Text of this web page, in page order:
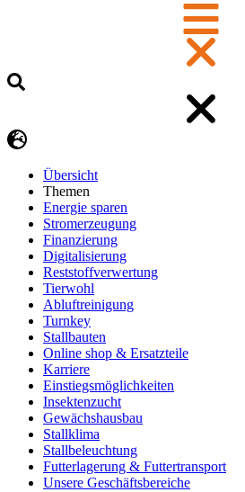
Übersicht
Themen
Energie sparen
Stromerzeugung
Finanzierung
Digitalisierung
Reststoffverwertung
Tierwohl
Abluftreinigung
Turnkey
Stallbauten
Online shop & Ersatzteile
Karriere
Einstiegsmöglichkeiten
Insektenzucht
Gewächshausbau
Stallklima
Stallbeleuchtung
Futterlagerung & Futtertransport
Unsere Geschäftsbereiche